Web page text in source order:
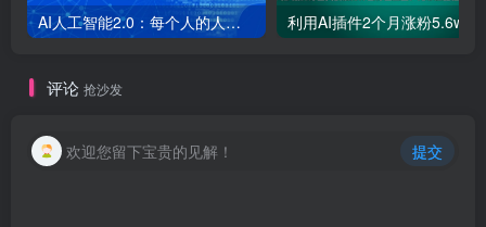
AI人工智能2.0：每个人的人工智能课：从现在开始学习AI（38节课）
评论 抢沙发
欢迎您留下宝贵的见解！ 提交